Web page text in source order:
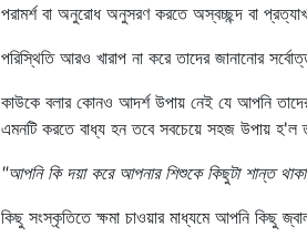
পরামর্শ বা অনুরোধ অনুসরণ করতে অস্বচ্ছন্দ বা
পরিস্থিতি আরও খারাপ না করে তাদের জানানোর
কাউকে বলার কোনও আদর্শ উপায় নেই যে আপনি
এমনটি করতে বাধ্য হন তবে সবচেয়ে সহজ উপায় হ'ল
"আপনি কি দয়া করে আপনার শিশুকে কিছুটা শান্ত
কিছু সংস্কৃতিতে ক্ষমা চাওয়ার মাধ্যমে আপনি কিছু